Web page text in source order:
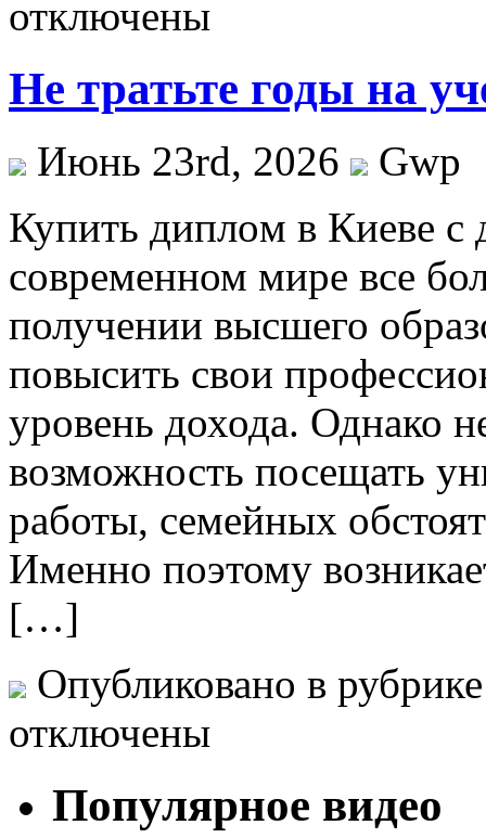
отключены
Не тратьте годы на
Июнь 23rd, 2026
Gwp
Купить диплoм в Киeвe с
современном мире все
получении высшего
повысить свои
уровень дохода. Однако
возможность посещать
работы, семейных
Именно поэтому
[…]
Опубликовано в
отключены
Популярное видео